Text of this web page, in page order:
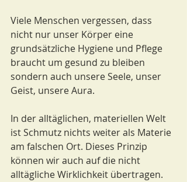
Viele Menschen vergessen, dass
nicht nur unser Körper eine
grundsätzliche Hygiene und Pflege
braucht um gesund zu bleiben
sondern auch unsere Seele, unser
Geist, unsere Aura.
In der alltäglichen, materiellen Welt
ist Schmutz nichts weiter als Materie
am falschen Ort. Dieses Prinzip
können wir auch auf die nicht
alltägliche Wirklichkeit übertragen.